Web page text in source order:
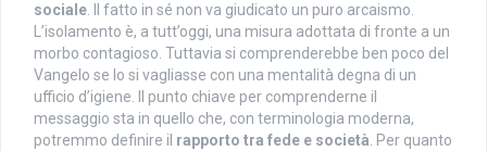
sociale . Il fatto in sé non va giudicato un puro arcaismo.
L’isolamento è, a tutt’oggi, una misura adottata di fronte a un
morbo contagioso. Tuttavia si comprenderebbe ben poco del
Vangelo se lo si vagliasse con una mentalità degna di un
ufficio d’igiene. Il punto chiave per comprenderne il
messaggio sta in quello che, con terminologia moderna,
potremmo definire il rapporto tra fede e società . Per quanto